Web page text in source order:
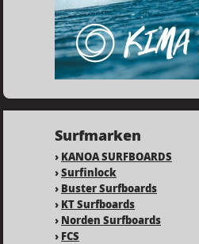
Surfmarken
› KANOA SURFBOARDS
›Surfinlock
› Buster Surfboards
› KT Surfboards
› Norden Surfboards
› FCS